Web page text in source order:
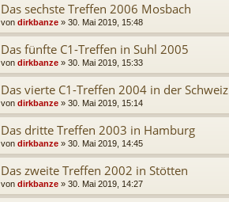
Das sechste Treffen 2006 Mosbach
von dirkbanze » 30. Mai 2019, 15:48
Das fünfte C1-Treffen in Suhl 2005
von dirkbanze » 30. Mai 2019, 15:33
Das vierte C1-Treffen 2004 in der Schweiz
von dirkbanze » 30. Mai 2019, 15:14
Das dritte Treffen 2003 in Hamburg
von dirkbanze » 30. Mai 2019, 14:45
Das zweite Treffen 2002 in Stötten
von dirkbanze » 30. Mai 2019, 14:27